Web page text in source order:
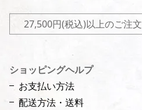
27,500円(税込)以上のご注文
ショッピングヘルプ
お支払い方法
配送方法・送料